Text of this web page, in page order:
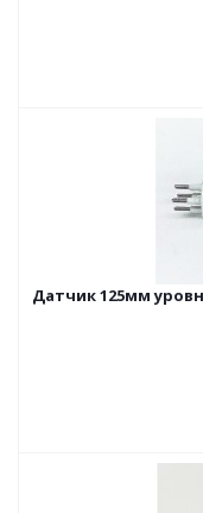
Датчик 125мм